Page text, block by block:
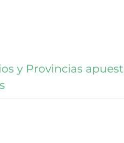
y Provincias